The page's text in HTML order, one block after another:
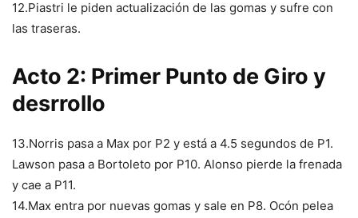
12.Piastri le piden actualización de las gomas y sufre con
las traseras.
Acto 2: Primer Punto de Giro y
desrrollo
13.Norris pasa a Max por P2 y está a 4.5 segundos de P1.
Lawson pasa a Bortoleto por P10. Alonso pierde la frenada
y cae a P11.
14.Max entra por nuevas gomas y sale en P8. Ocón pelea